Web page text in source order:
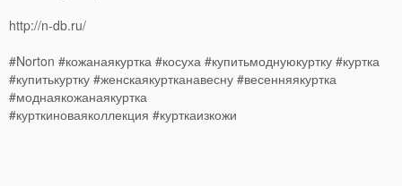
http://n-db.ru/
#Norton #кожанаякуртка #косуха #купитьмоднуюкуртку #куртка
#купитькуртку #женскаякуртканавесну #весенняякуртка
#моднаякожанаякуртка
#курткиноваяколлекция #курткаизкожи